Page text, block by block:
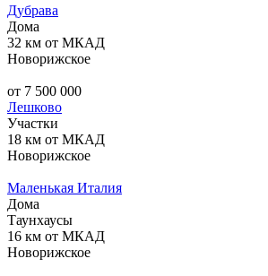
Дубрава
Дома
32 км от МКАД
Новорижское
от 7 500 000
Лешково
Участки
18 км от МКАД
Новорижское
Маленькая Италия
Дома
Таунхаусы
16 км от МКАД
Новорижское